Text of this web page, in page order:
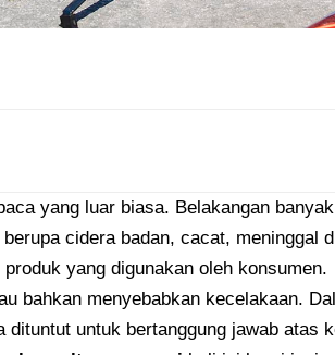
yang luar biasa. Belakangan
cidera badan, cacat, meninggal
yang digunakan oleh
bahkan menyebabkan kecelakaan.
dituntut untuk bertanggung jawab atas